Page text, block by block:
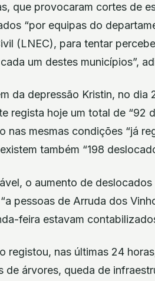
que provocaram cortes de
“por equipas do
(LNEC), para tentar
um destes municípios”,
da depressão Kristin, no dia
regista hoje um total de “92
nas mesmas condições “já
também “198
o aumento de
pessoas de Arruda dos
feira estavam
registou, nas últimas 24
de árvores, queda de